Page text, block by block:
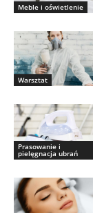
Meble i oświetlenie
Warsztat
Prasowanie i
pielęgnacja ubrań